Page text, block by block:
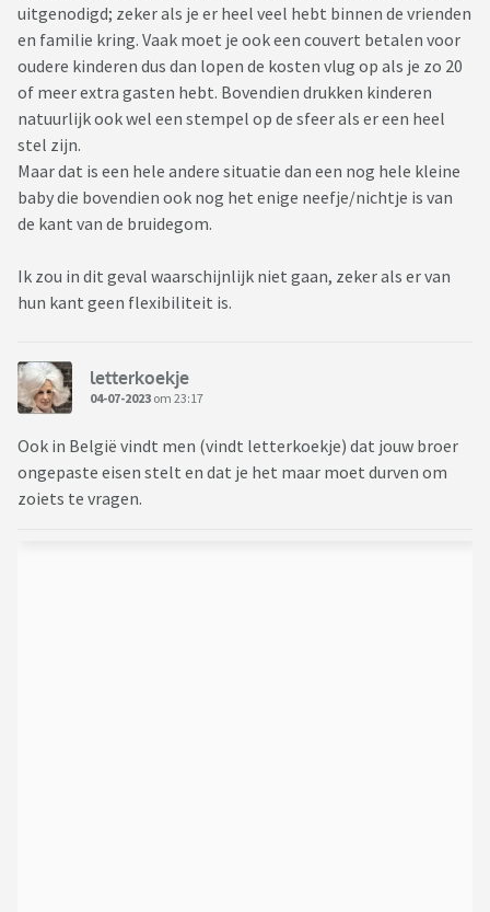
uitgenodigd; zeker als je er heel veel hebt binnen de vrienden
en familie kring. Vaak moet je ook een couvert betalen voor
oudere kinderen dus dan lopen de kosten vlug op als je zo 20
of meer extra gasten hebt. Bovendien drukken kinderen
natuurlijk ook wel een stempel op de sfeer als er een heel
stel zijn.
Maar dat is een hele andere situatie dan een nog hele kleine
baby die bovendien ook nog het enige neefje/nichtje is van
de kant van de bruidegom.
Ik zou in dit geval waarschijnlijk niet gaan, zeker als er van
hun kant geen flexibiliteit is.
letterkoekje
04-07-2023 om 23:17
Ook in België vindt men (vindt letterkoekje) dat jouw broer
ongepaste eisen stelt en dat je het maar moet durven om
zoiets te vragen.